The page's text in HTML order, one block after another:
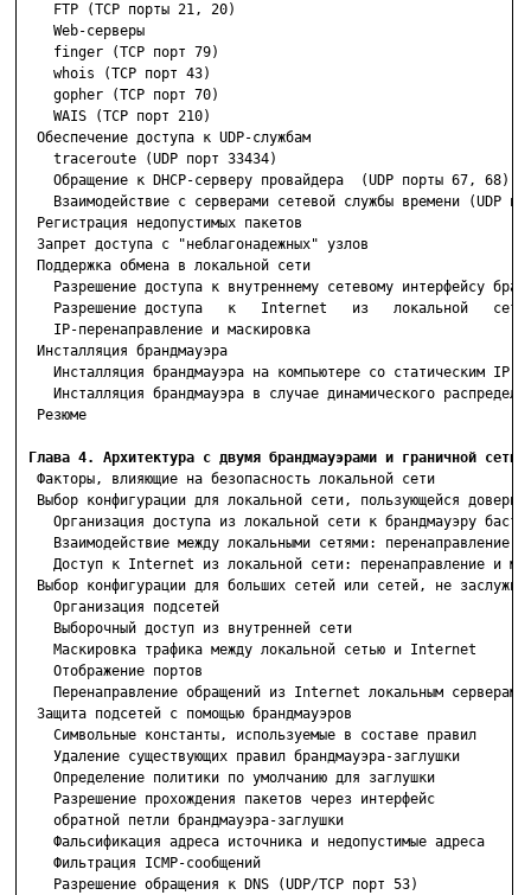
    FTP (TCP порты 21, 20)
    Web-серверы
    finger (TCP порт 79)
    whois (TCP порт 43)
    gopher (TCP порт 70)
    WAIS (TCP порт 210)
  Обеспечение доступа к UDP-службам
    traceroute (UDP порт 33434)
    Обращение к DHCP-серверу провайдера  (UDP порты 67, 68)
Взаимодействие с серверами сетевой службы времени (UDP
  Регистрация недопустимых пакетов
  Запрет доступа с "неблагонадежных" узлов
  Поддержка обмена в локальной сети
Разрешение доступа к внутреннему сетевому интерфейсу
Разрешение доступа   к   Internet   из   локальной
    IP-перенаправление и маскировка
  Инсталляция брандмауэра
Инсталляция брандмауэра на компьютере со статическим IP-
Инсталляция брандмауэра в случае динамического
  Резюме
Глава 4. Архитектура с двумя брандмауэрами и граничной сетью
  Факторы, влияющие на безопасность локальной сети
Выбор конфигурации для локальной сети, пользующейся
Организация доступа из локальной сети к брандмауэру
Взаимодействие между локальными сетями: перенаправление
Доступ к Internet из локальной сети: перенаправление и
Выбор конфигурации для больших сетей или сетей, не
    Организация подсетей
    Выборочный доступ из внутренней сети
    Маскировка трафика между локальной сетью и Internet
    Отображение портов
    Перенаправление обращений из Internet локальным серверам
  Защита подсетей с помощью брандмауэров
    Символьные константы, используемые в составе правил
    Удаление существующих правил брандмауэра-заглушки
    Определение политики по умолчанию для заглушки
    Разрешение прохождения пакетов через интерфейс
    обратной петли брандмауэра-заглушки
    Фальсификация адреса источника и недопустимые адреса
    Фильтрация IСМР-сообщений
    Разрешение обращения к DNS (UDP/TCP порт 53)